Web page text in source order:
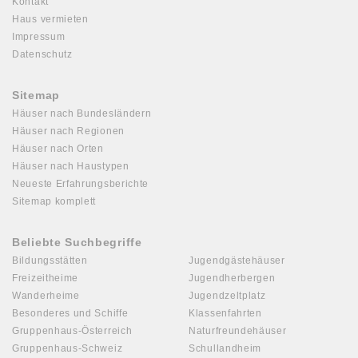
Haus vermieten
Impressum
Datenschutz
Sitemap
Häuser nach Bundesländern
Häuser nach Regionen
Häuser nach Orten
Häuser nach Haustypen
Neueste Erfahrungsberichte
Sitemap komplett
Beliebte Suchbegriffe
Bildungsstätten
Freizeitheime
Wanderheime
Besonderes und Schiffe
Gruppenhaus-Österreich
Gruppenhaus-Schweiz
Jugendgästehäuser
Jugendherbergen
Jugendzeltplatz
Klassenfahrten
Naturfreundehäuser
Schullandheim